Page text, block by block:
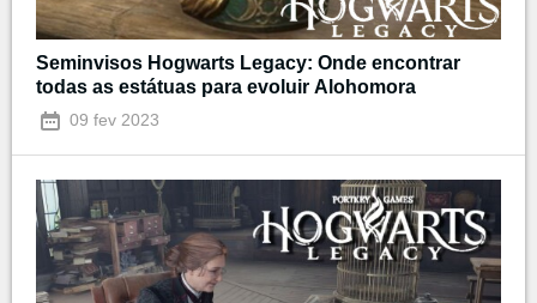
Seminvisos Hogwarts Legacy: Onde encontrar
todas as estátuas para evoluir Alohomora
09 fev 2023